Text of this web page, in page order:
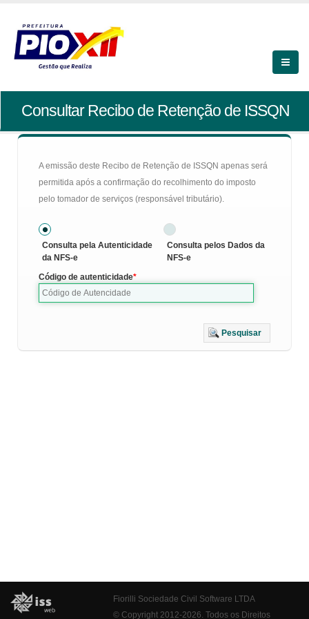
Consultar Recibo de Retenção de ISSQN
A emissão deste Recibo de Retenção de ISSQN apenas será
permitida após a confirmação do recolhimento do imposto
pelo tomador de serviços (responsável tributário).
Consulta pela Autenticidade
da NFS-e
Consulta pelos Dados da
NFS-e
Código de autenticidade
Pesquisar
Fiorilli Sociedade Civil Software LTDA
© Copyright 2012-2026. Todos os Direitos